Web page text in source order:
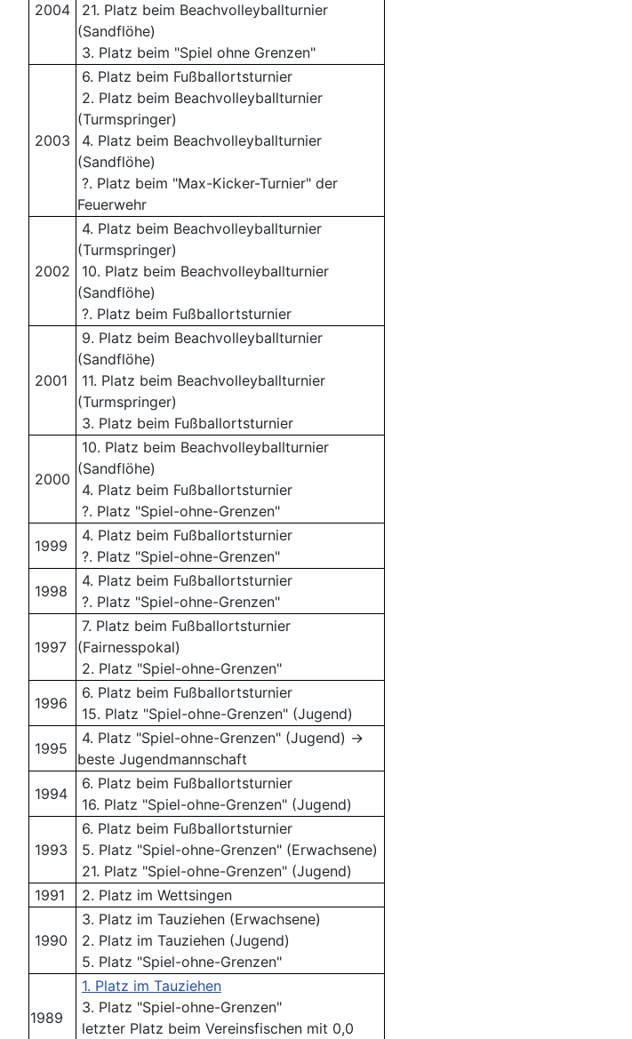
2004
21. Platz beim Beachvolleyballturnier
(Sandflöhe)
3. Platz beim "Spiel ohne Grenzen"
2003
6. Platz beim Fußballortsturnier
2. Platz beim Beachvolleyballturnier
(Turmspringer)
4. Platz beim Beachvolleyballturnier
(Sandflöhe)
?. Platz beim "Max-Kicker-Turnier" der
Feuerwehr
2002
4. Platz beim Beachvolleyballturnier
(Turmspringer)
10. Platz beim Beachvolleyballturnier
(Sandflöhe)
?. Platz beim Fußballortsturnier
2001
9. Platz beim Beachvolleyballturnier
(Sandflöhe)
11. Platz beim Beachvolleyballturnier
(Turmspringer)
3. Platz beim Fußballortsturnier
2000
10. Platz beim Beachvolleyballturnier
(Sandflöhe)
4. Platz beim Fußballortsturnier
?. Platz "Spiel-ohne-Grenzen"
1999
4. Platz beim Fußballortsturnier
?. Platz "Spiel-ohne-Grenzen"
1998
4. Platz beim Fußballortsturnier
?. Platz "Spiel-ohne-Grenzen"
1997
7. Platz beim Fußballortsturnier
(Fairnesspokal)
2. Platz "Spiel-ohne-Grenzen"
1996
6. Platz beim Fußballortsturnier
15. Platz "Spiel-ohne-Grenzen" (Jugend)
1995
4. Platz "Spiel-ohne-Grenzen" (Jugend) ->
beste Jugendmannschaft
1994
6. Platz beim Fußballortsturnier
16. Platz "Spiel-ohne-Grenzen" (Jugend)
1993
6. Platz beim Fußballortsturnier
5. Platz "Spiel-ohne-Grenzen" (Erwachsene)
21. Platz "Spiel-ohne-Grenzen" (Jugend)
1991
2. Platz im Wettsingen
1990
3. Platz im Tauziehen (Erwachsene)
2. Platz im Tauziehen (Jugend)
5. Platz "Spiel-ohne-Grenzen"
1989
1. Platz im Tauziehen
3. Platz "Spiel-ohne-Grenzen"
letzter Platz beim Vereinsfischen mit 0,0